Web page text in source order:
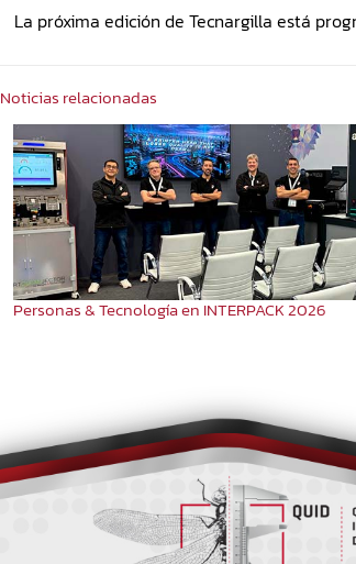
La próxima edición de Tecnargilla está
Noticias relacionadas
Personas & Tecnología en INTERPACK 2026